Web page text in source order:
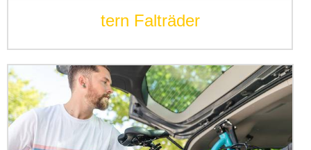
tern Falträder